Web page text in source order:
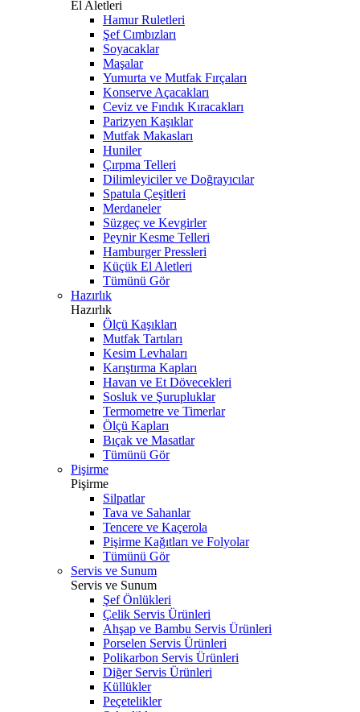
El Aletleri
Hamur Ruletleri
Şef Cımbızları
Soyacaklar
Maşalar
Yumurta ve Mutfak Fırçaları
Konserve Açacakları
Ceviz ve Fındık Kıracakları
Parizyen Kaşıklar
Mutfak Makasları
Huniler
Çırpma Telleri
Dilimleyiciler ve Doğrayıcılar
Spatula Çeşitleri
Merdaneler
Süzgeç ve Kevgirler
Peynir Kesme Telleri
Hamburger Pressleri
Küçük El Aletleri
Tümünü Gör
Hazırlık
Hazırlık
Ölçü Kaşıkları
Mutfak Tartıları
Kesim Levhaları
Karıştırma Kapları
Havan ve Et Dövecekleri
Sosluk ve Şurupluklar
Termometre ve Timerlar
Ölçü Kapları
Bıçak ve Masatlar
Tümünü Gör
Pişirme
Pişirme
Silpatlar
Tava ve Sahanlar
Tencere ve Kaçerola
Pişirme Kağıtları ve Folyolar
Tümünü Gör
Servis ve Sunum
Servis ve Sunum
Şef Önlükleri
Çelik Servis Ürünleri
Ahşap ve Bambu Servis Ürünleri
Porselen Servis Ürünleri
Polikarbon Servis Ürünleri
Diğer Servis Ürünleri
Küllükler
Peçetelikler